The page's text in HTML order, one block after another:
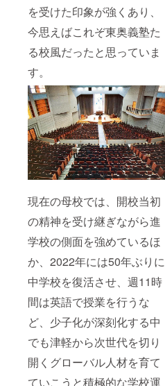
を受けた印象が強くあり、
今思えばこれぞ東奥義塾た
る校風だったと思っていま
す。
現在の母校では、開校当初
の精神を受け継ぎながら進
学校の側面を強めているほ
か、2022年には50年ぶりに
中学校を復活させ、週11時
間は英語で授業を行うな
ど、少子化が深刻化する中
でも津軽から次世代を切り
開くグローバル人材を育て
ていこうと積極的な学校運